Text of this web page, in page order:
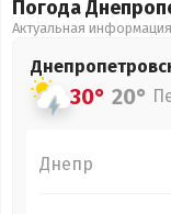
Погода
Актуальная
30° 20°
Днепр